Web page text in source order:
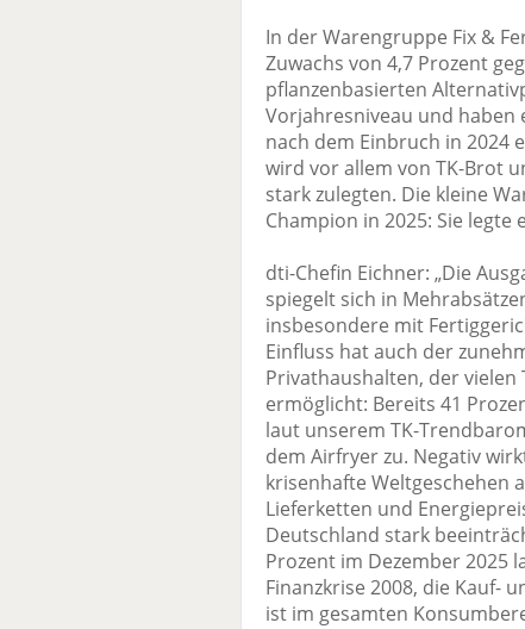
In der Warengruppe Fix &
Zuwachs von 4,7 Prozent
pflanzenbasierten
Vorjahresniveau und haben
nach dem Einbruch in 2024
wird vor allem von TK-Brot
stark zulegten. Die kleine
Champion in 2025: Sie legte
dti-Chefin Eichner: „Die
spiegelt sich in
insbesondere mit
Einfluss hat auch der
Privathaushalten, der vielen
ermöglicht: Bereits 41
laut unserem TK-
dem Airfryer zu. Negativ
krisenhafte Weltgeschehen
Lieferketten und
Deutschland stark
Prozent im Dezember 2025
Finanzkrise 2008, die Kauf-
ist im gesamten